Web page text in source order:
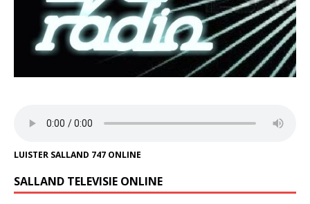
LUISTER SALLAND 747 ONLINE
SALLAND TELEVISIE ONLINE